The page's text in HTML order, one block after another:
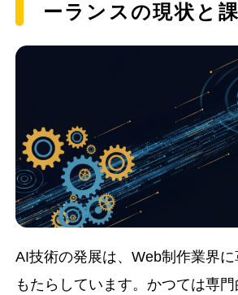
ーランスの現状と
AI技術の発展は、Web制作業界
もたらしています。かつては専